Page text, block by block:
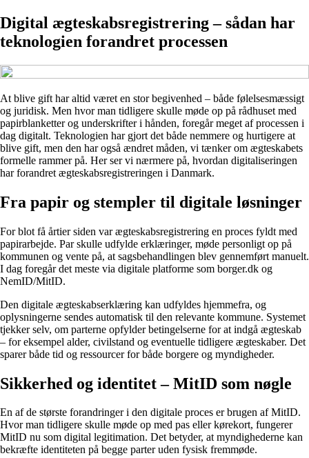
Digital ægteskabsregistrering – sådan har
teknologien forandret processen
At blive gift har altid været en stor begivenhed – både følelsesmæssigt
og juridisk. Men hvor man tidligere skulle møde op på rådhuset med
papirblanketter og underskrifter i hånden, foregår meget af processen i
dag digitalt. Teknologien har gjort det både nemmere og hurtigere at
blive gift, men den har også ændret måden, vi tænker om ægteskabets
formelle rammer på. Her ser vi nærmere på, hvordan digitaliseringen
har forandret ægteskabsregistreringen i Danmark.
Fra papir og stempler til digitale løsninger
For blot få årtier siden var ægteskabsregistrering en proces fyldt med
papirarbejde. Par skulle udfylde erklæringer, møde personligt op på
kommunen og vente på, at sagsbehandlingen blev gennemført manuelt.
I dag foregår det meste via digitale platforme som borger.dk og
NemID/MitID.
Den digitale ægteskabserklæring kan udfyldes hjemmefra, og
oplysningerne sendes automatisk til den relevante kommune. Systemet
tjekker selv, om parterne opfylder betingelserne for at indgå ægteskab
– for eksempel alder, civilstand og eventuelle tidligere ægteskaber. Det
sparer både tid og ressourcer for både borgere og myndigheder.
Sikkerhed og identitet – MitID som nøgle
En af de største forandringer i den digitale proces er brugen af MitID.
Hvor man tidligere skulle møde op med pas eller kørekort, fungerer
MitID nu som digital legitimation. Det betyder, at myndighederne kan
bekræfte identiteten på begge parter uden fysisk fremmøde.